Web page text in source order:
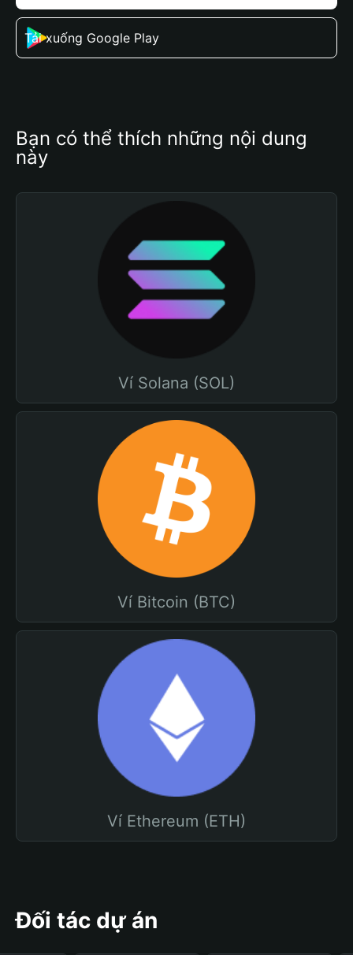
Tải xuống Google Play
Bạn có thể thích những nội dung
này
Ví Solana (SOL)
Ví Bitcoin (BTC)
Ví Ethereum (ETH)
Đối tác dự án